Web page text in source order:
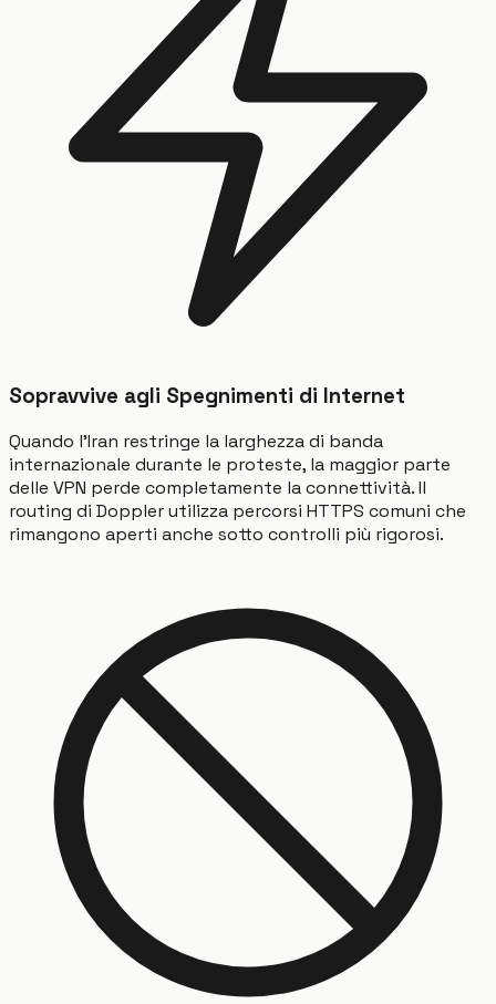
Sopravvive agli Spegnimenti di Internet
Quando l'Iran restringe la larghezza di banda
internazionale durante le proteste, la maggior parte
delle VPN perde completamente la connettività. Il
routing di Doppler utilizza percorsi HTTPS comuni che
rimangono aperti anche sotto controlli più rigorosi.